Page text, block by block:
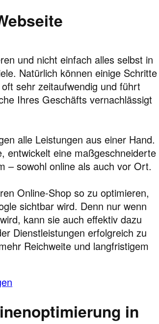
und nicht einfach alles selbst in
Natürlich können einige Schritte
sehr zeitaufwendig und führt
Ihres Geschäfts vernachlässigt
alle Leistungen aus einer Hand.
entwickelt eine maßgeschneiderte
– sowohl online als auch vor Ort.
Online-Shop so zu optimieren,
sichtbar wird. Denn nur wenn
kann sie auch effektiv dazu
Dienstleistungen erfolgreich zu
Reichweite und langfristigem
in